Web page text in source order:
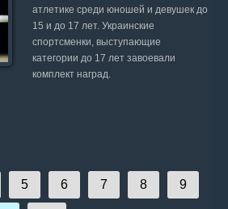
атлетике среди юношей и девушек до
15 и до 17 лет. Украинские
спортсменки, выступающие
категории до 17 лет завоевали
комплект наград.
5 6 7 8 9